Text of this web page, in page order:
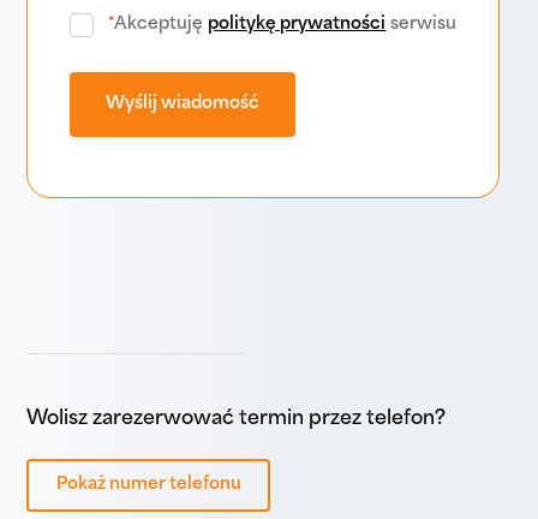
Wolisz zarezerwować termin przez telefon?
Pokaż numer telefonu
*Akceptuję politykę prywatności serwisu